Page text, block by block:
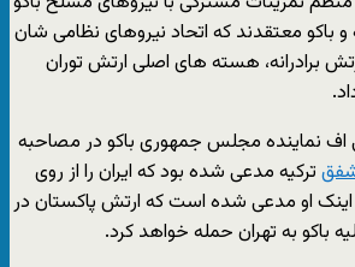
و باکو معتقدند که اتحاد نیروهای نظامی شان
برادرانه، هسته های اصلی ارتش توران
قلی اف نماینده مجلس جمهوری باکو در مصاحبه
ترکیه مدعی شده بود که ایران را از روی
او مدعی شده است که ارتش پاکستان در
باکو به تهران حمله خواهد کرد.